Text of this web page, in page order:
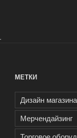
.
МЕТКИ
Дизайн магазина
Мерчендайзинг